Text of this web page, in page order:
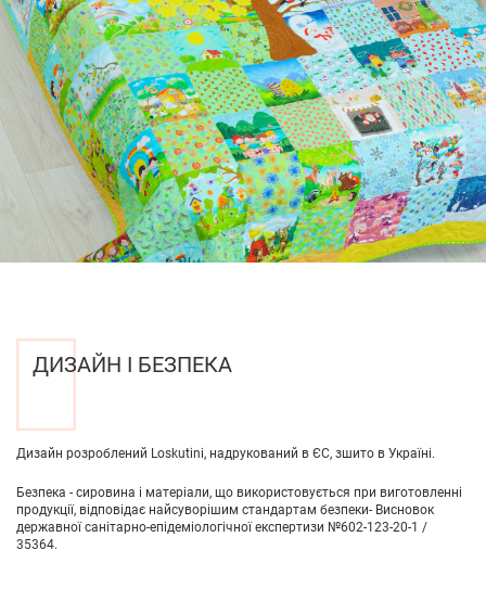
ДИЗАЙН І БЕЗПЕКА
Дизайн розроблений Loskutini, надрукований в ЄС, зшито в Україні.
Безпека - сировина і матеріали, що використовується при виготовленні
продукції, відповідає найсуворішим стандартам безпеки- Висновок
державної санітарно-епідеміологічної експертизи №602-123-20-1 /
35364.